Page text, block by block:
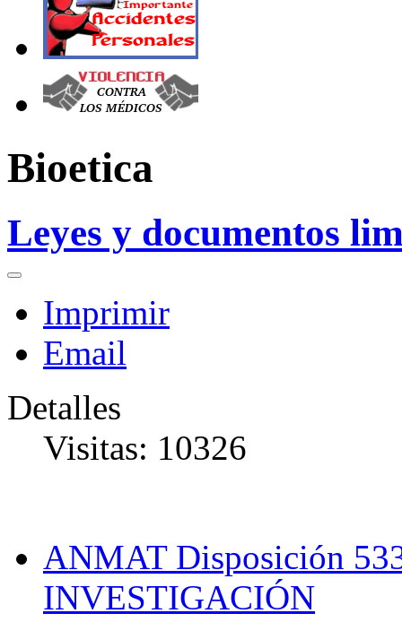
Bioetica
Leyes y documentos
Imprimir
Email
Detalles
Visitas: 10326
ANMAT Disposición
INVESTIGACIÓN